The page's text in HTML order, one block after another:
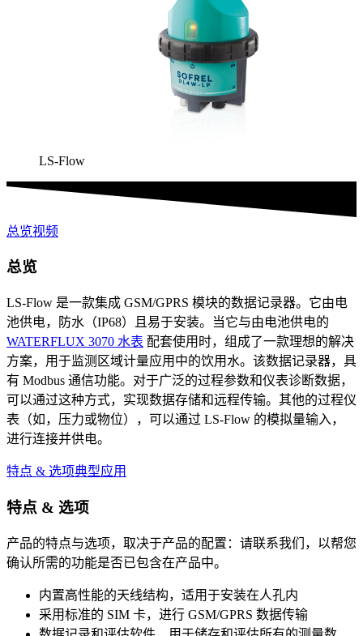
LS-Flow
总览视频
总览
LS-Flow 是一款集成 GSM/GPRS 模块的数据记录器。它由电
池供电，防水（IP68）且易于安装。当它与由电池供电的
WATERFLUX 3070 水表 配套使用时，组成了一款理想的解决
方案，用于监测区域计量应用中的饮用水。该数据记录器，具
有 Modbus 通信功能。对于广泛的过程参数和仪表诊断数据，
可以通过这种方式，实现数据存储和远程传输。其他的过程仪
表（如，压力或物位），可以通过 LS-Flow 的模拟量输入，
进行连接并供电。
特点 & 选项典型应用
特点 & 选项
产品的特点与选项，取决于产品的配置：请联系我们，以帮您
确认所需的功能是否已包含在产品中。
内置高性能的天线结构，适用于安装在人孔内
采用标准的 SIM 卡，进行 GSM/GPRS 数据传输